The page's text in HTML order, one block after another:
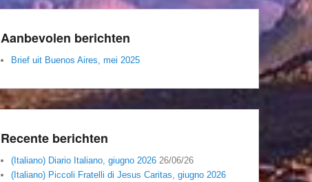
Aanbevolen berichten
Brief uit Buenos Aires, mei 2025
Recente berichten
(Italiano) Diario Italiano, giugno 2026 26/06/26
(Italiano) Piccoli Fratelli di Jesus Caritas, giugno 2026